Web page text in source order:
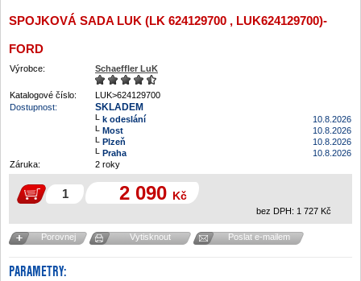
SPOJKOVÁ SADA LUK (LK 624129700 , LUK624129700)-
FORD
Výrobce: Schaeffler LuK
Katalogové číslo:
LUK>624129700
Dostupnost:
SKLADEM
k odeslání
10.8.2026
Most
10.8.2026
Plzeň
10.8.2026
Praha
10.8.2026
Záruka:
2 roky
2 090 Kč
bez DPH: 1 727 Kč
Porovnej Vytisknout Poslat e-mailem
PARAMETRY: